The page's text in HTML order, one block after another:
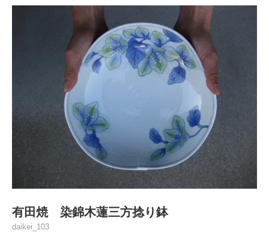
有田焼 染錦木蓮三方捻り鉢
daikei_103